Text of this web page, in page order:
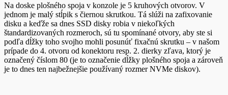
Na doske plošného spoja v konzole je 5 kruhových otvorov. V
jednom je malý stĺpik s čiernou skrutkou. Tá slúži na zafixovanie
disku a keďže sa dnes SSD disky robia v niekoľkých
štandardizovaných rozmeroch, sú tu spomínané otvory, aby ste si
podľa dĺžky toho svojho mohli posunúť fixačnú skrutku – v našom
prípade do 4. otvoru od konektoru resp. 2. dierky zľava, ktorý je
označený číslom 80 (je to označenie dĺžky plošného spoja a zároveň
je to dnes ten najbežnejšie používaný rozmer NVMe diskov).